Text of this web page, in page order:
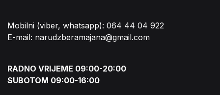
Mobilni (viber, whatsapp): 064 44 04 922
E-mail: narudzberamajana@gmail.com
RADNO VRIJEME 09:00-20:00
SUBOTOM 09:00-16:00